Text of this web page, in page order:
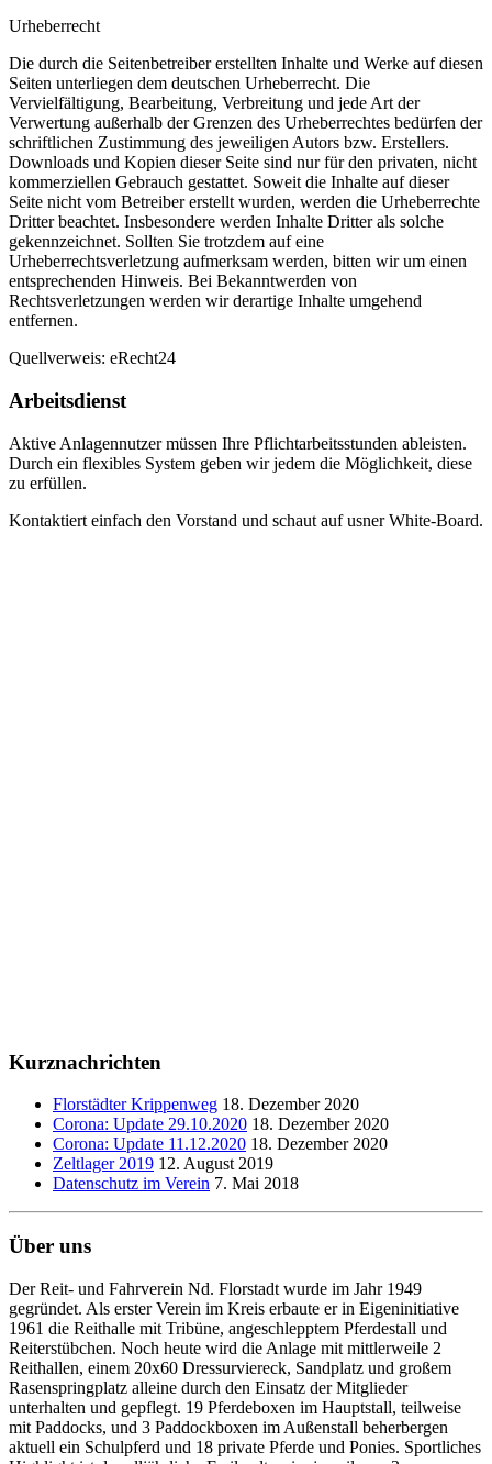
Urheberrecht
Die durch die Seitenbetreiber erstellten Inhalte und Werke auf diesen
Seiten unterliegen dem deutschen Urheberrecht. Die
Vervielfältigung, Bearbeitung, Verbreitung und jede Art der
Verwertung außerhalb der Grenzen des Urheberrechtes bedürfen der
schriftlichen Zustimmung des jeweiligen Autors bzw. Erstellers.
Downloads und Kopien dieser Seite sind nur für den privaten, nicht
kommerziellen Gebrauch gestattet. Soweit die Inhalte auf dieser
Seite nicht vom Betreiber erstellt wurden, werden die Urheberrechte
Dritter beachtet. Insbesondere werden Inhalte Dritter als solche
gekennzeichnet. Sollten Sie trotzdem auf eine
Urheberrechtsverletzung aufmerksam werden, bitten wir um einen
entsprechenden Hinweis. Bei Bekanntwerden von
Rechtsverletzungen werden wir derartige Inhalte umgehend
entfernen.
Quellverweis: eRecht24
Arbeitsdienst
Aktive Anlagennutzer müssen Ihre Pflichtarbeitsstunden ableisten.
Durch ein flexibles System geben wir jedem die Möglichkeit, diese
zu erfüllen.
Kontaktiert einfach den Vorstand und schaut auf usner White-Board.
Kurznachrichten
Florstädter Krippenweg 18. Dezember 2020
Corona: Update 29.10.2020 18. Dezember 2020
Corona: Update 11.12.2020 18. Dezember 2020
Zeltlager 2019 12. August 2019
Datenschutz im Verein 7. Mai 2018
Über uns
Der Reit- und Fahrverein Nd. Florstadt wurde im Jahr 1949
gegründet. Als erster Verein im Kreis erbaute er in Eigeninitiative
1961 die Reithalle mit Tribüne, angeschlepptem Pferdestall und
Reiterstübchen. Noch heute wird die Anlage mit mittlerweile 2
Reithallen, einem 20x60 Dressurviereck, Sandplatz und großem
Rasenspringplatz alleine durch den Einsatz der Mitglieder
unterhalten und gepflegt. 19 Pferdeboxen im Hauptstall, teilweise
mit Paddocks, und 3 Paddockboxen im Außenstall beherbergen
aktuell ein Schulpferd und 18 private Pferde und Ponies. Sportliches